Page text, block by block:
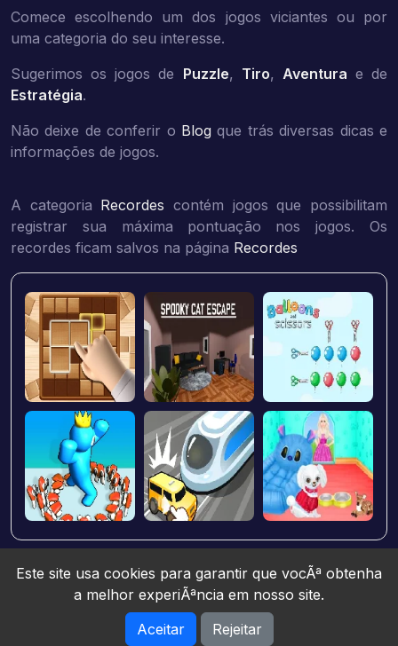
Comece escolhendo um dos jogos viciantes ou por
uma categoria do seu interesse.
Sugerimos os jogos de Puzzle, Tiro, Aventura e de
Estratégia.
Não deixe de conferir o Blog que trás diversas dicas e
informações de jogos.
A categoria Recordes contém jogos que possibilitam
registrar sua máxima pontuação nos jogos. Os
recordes ficam salvos na página Recordes
Jogos10 © 2026. All rights reserved.
Este site usa cookies para garantir que vocÃª obtenha
a melhor experiÃªncia em nosso site.
Aceitar
Rejeitar